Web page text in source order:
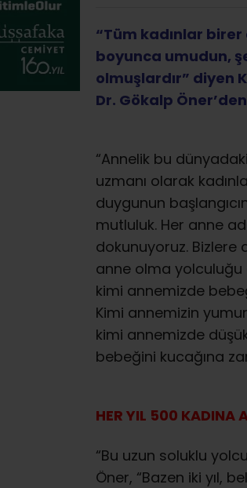
“Tüm kadınlar birer
boyunca umudun,
olmuşlardır” diyen
Dr. Gökalp
“Annelik bu
uzmanı olarak
duygunun
mutluluk. Her anne
dokunuyoruz. Bizlere
anne olma yolculuğu
kimi annemizde
Kimi annemizin
kimi annemizde
bebeğini kucağına
HER YIL 500 KADINA
“Bu uzun soluklu
Öner, “Bazen iki yıl,